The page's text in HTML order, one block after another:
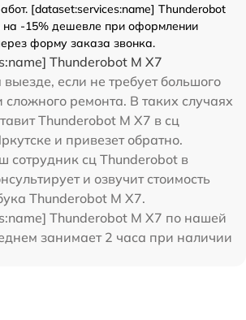
[dataset:services:name] Thunderobot
на -15% дешевле при оформлении
форму заказа звонка.
Thunderobot M X7
если не требует большого
сложного ремонта. В таких случаях
Thunderobot M X7 в сц
и привезет обратно.
сотрудник сц Thunderobot в
и озвучит стоимость
Thunderobot M X7.
Thunderobot M X7 по нашей
занимает 2 часа при наличии